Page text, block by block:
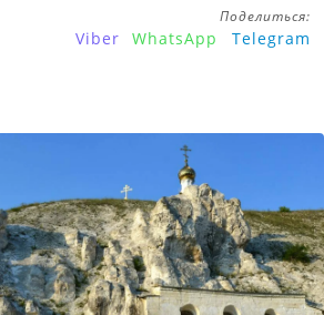
Поделиться:
Viber WhatsApp Telegram